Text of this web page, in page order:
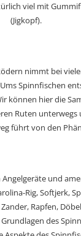
viel mit
(Jigkopf).
nimmt bei
Spinnfischen
können hier die
Ruten unterwegs
führt von den
und
Rig, Softjerk,
Rapfen,
des